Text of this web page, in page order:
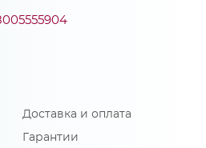
Доставка и оплата
Гарантии